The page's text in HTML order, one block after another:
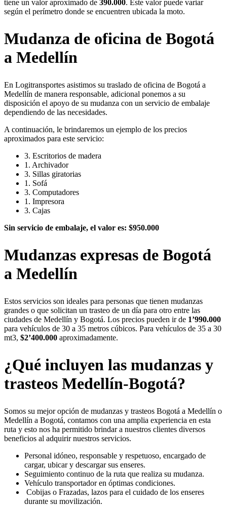
tiene un valor aproximado de 390.000. Este valor puede variar
según el perímetro donde se encuentren ubicada la moto.
Mudanza de oficina de Bogotá
a Medellín
En Logitransportes asistimos su traslado de oficina de Bogotá a
Medellín de manera responsable, adicional ponemos a su
disposición el apoyo de su mudanza con un servicio de embalaje
dependiendo de las necesidades.
A continuación, le brindaremos un ejemplo de los precios
aproximados para este servicio:
3. Escritorios de madera
1. Archivador
3. Sillas giratorias
1. Sofá
3. Computadores
1. Impresora
3. Cajas
Sin servicio de embalaje, el valor es: $950.000
Mudanzas expresas de Bogotá
a Medellín
Estos servicios son ideales para personas que tienen mudanzas
grandes o que solicitan un trasteo de un día para otro entre las
ciudades de Medellín y Bogotá. Los precios pueden ir de 1’990.000
para vehículos de 30 a 35 metros cúbicos. Para vehículos de 35 a 30
mt3, $2’400.000 aproximadamente.
¿Qué incluyen las mudanzas y
trasteos Medellín-Bogotá?
Somos su mejor opción de mudanzas y trasteos Bogotá a Medellín o
Medellín a Bogotá, contamos con una amplia experiencia en esta
ruta y esto nos ha permitido brindar a nuestros clientes diversos
beneficios al adquirir nuestros servicios.
Personal idóneo, responsable y respetuoso, encargado de
cargar, ubicar y descargar sus enseres.
Seguimiento continuo de la ruta que realiza su mudanza.
Vehículo transportador en óptimas condiciones.
Cobijas o Frazadas, lazos para el cuidado de los enseres
durante su movilización.